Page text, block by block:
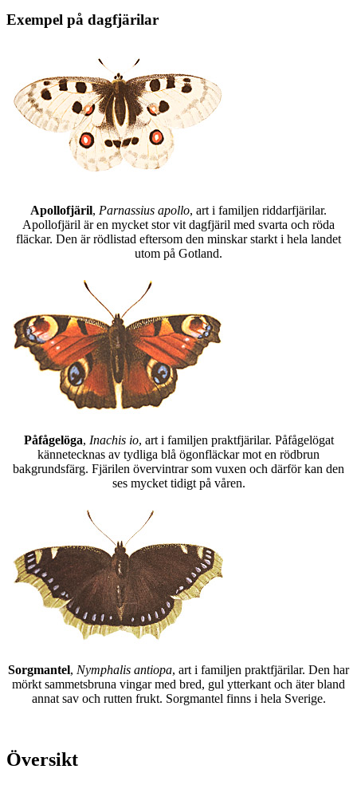
Exempel på dagfjärilar
Apollofjäril, Parnassius apollo, art i familjen riddarfjärilar.
Apollofjäril är en mycket stor vit dagfjäril med svarta och röda
fläckar. Den är rödlistad eftersom den minskar starkt i hela landet
utom på Gotland.
Påfågelöga, Inachis io, art i familjen praktfjärilar. Påfågelögat
kännetecknas av tydliga blå ögonfläckar mot en rödbrun
bakgrundsfärg. Fjärilen övervintrar som vuxen och därför kan den
ses mycket tidigt på våren.
Sorgmantel, Nymphalis antiopa, art i familjen praktfjärilar. Den har
mörkt sammetsbruna vingar med bred, gul ytterkant och äter bland
annat sav och rutten frukt. Sorgmantel finns i hela Sverige.
Översikt